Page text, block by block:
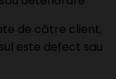
de către client,
este defect sau